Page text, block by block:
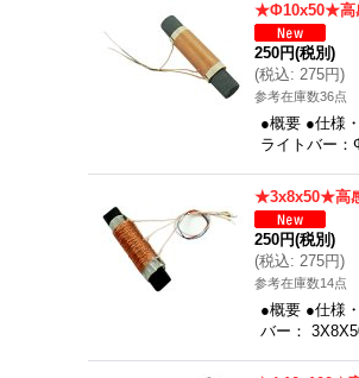
★Φ10x50★高
250円(税別)
(税込: 275円)
参考在庫数36点
●概要 ●仕様
ライトバー
★3x8x50★高
250円(税別)
(税込: 275円)
参考在庫数14点
●概要 ●仕様
バー：